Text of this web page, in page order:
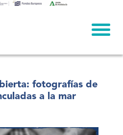
fotografías de
a la mar